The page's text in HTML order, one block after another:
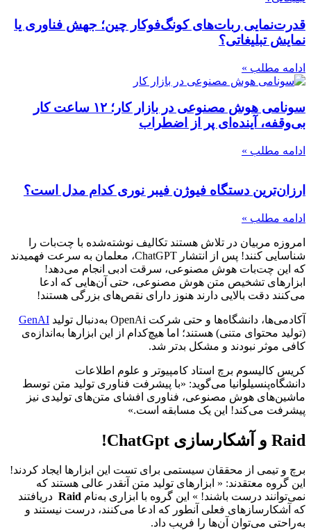
قدرت‌نمایی ربات‌های کونگ‌فوکار چین؛ جهش فناوری یا
نمایش تبلیغاتی؟
ادامه مطلب »
سونامی هوش مصنوعی در بازار کار؛ ۱۲ ساعت کار
بی‌وقفه، آینده‌ای پر از اضطراب
ادامه مطلب »
ارزان‌ترین دستگاه فیوژن فیبر نوری کدام مدل است؟
ادامه مطلب »
امروزه مربیان در تلاش هستند تکالیف نوشته‌شده با چت‌بات را
شناسایی کنند! پس از انتشار ChatGPT، معلمان به سرعت فهمیدند
که این چت‌بات هوش مصنوعی، سرقت ادبی انجام می‌دهد!
ابزارهای تشخیص متن هوش مصنوعی، حتی آن‌هایی که ادعا
می‌کنند دقت بالایی دارند هنوز دارای نقص‌های بزرگی هستند!
آکادمی‌ها، دانشگاه‌ها و حتی شرکت OpenAi به‌دنبال تولید
GenAI
(تولید محتوای متنی) هستند؛ اما هیچ‌کدام از این ابزارها به‌اندازه‌ی
کافی موثر نبودند و مشکل بدتر شد.
کریس کالیسوم برچ استاد کامپیوتر و علوم اطلاعات
دانشگاه‌پنسیلوانیا می‌گوید: «با پیشرفت فناوری تولید متن توسط
ماشین‌های هوش مصنوعی، فناوری افشای متن‌های تولید‌ی نیز
پیشرفت می‌کند! این یک مسابقه است.»
Raid و آشکارسازی ChatGpt!
برچ و تیمی از محققان سیستمی برای تست این ابزارها ایجاد کردند!
این گروه معتقدند: « ابزارهای تولید متن آنقدر عالی هستند که
نمی‌توانند درست باشند! » این گروه با ابزاری به‌نام Raid دریافتند
که آشکارسازهای فعلی آنطور که ادعا می‌کنند، درست نیستند و
به‌راحتی می‌توان آن‌ها را فریب داد.